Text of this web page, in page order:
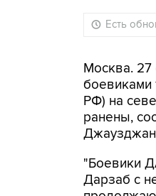
Есть
Москва. 27
боевиками
РФ) на
ранены,
"Боевики
Дарзаб с